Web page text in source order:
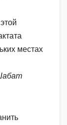
местах